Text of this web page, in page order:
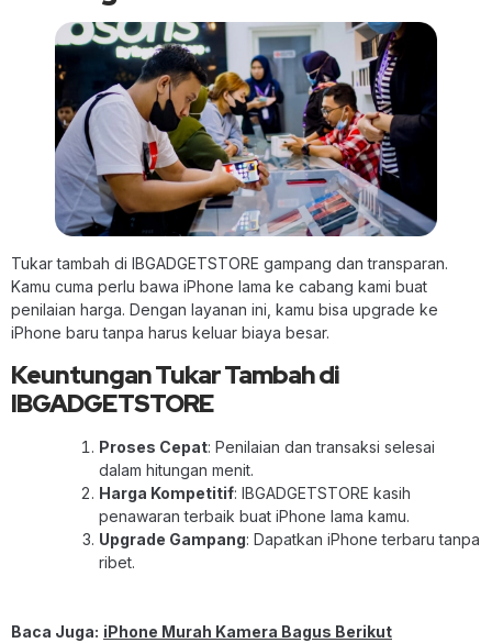
Tukar tambah di IBGADGETSTORE gampang dan transparan.
Kamu cuma perlu bawa iPhone lama ke cabang kami buat
penilaian harga. Dengan layanan ini, kamu bisa upgrade ke
iPhone baru tanpa harus keluar biaya besar.
Keuntungan Tukar Tambah di
IBGADGETSTORE
Proses Cepat: Penilaian dan transaksi selesai
dalam hitungan menit.
Harga Kompetitif: IBGADGETSTORE kasih
penawaran terbaik buat iPhone lama kamu.
Upgrade Gampang: Dapatkan iPhone terbaru tanpa
ribet.
Baca Juga: iPhone Murah Kamera Bagus Berikut